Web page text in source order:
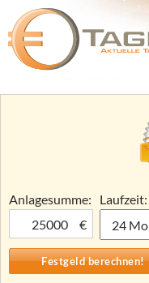
Zum
Anlagesumme:
€
Laufzeit: